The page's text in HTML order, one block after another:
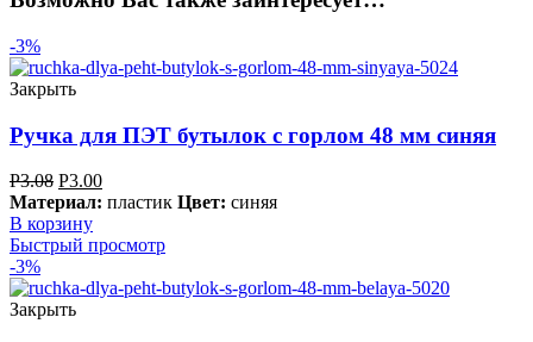
-3%
Закрыть
Ручка для ПЭТ бутылок с горлом 48 мм синяя
Р3.08 Р3.00
Материал: пластик Цвет: синяя
В корзину
Быстрый просмотр
-3%
Закрыть